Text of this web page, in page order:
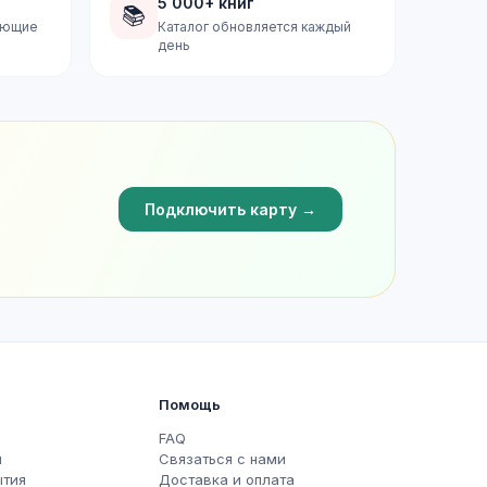
📚
Каталог обновляется каждый
день
Подключить карту →
Помощь
FAQ
Связаться с нами
Доставка и оплата